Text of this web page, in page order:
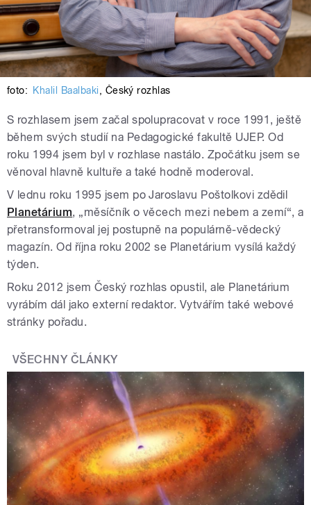
foto: Khalil Baalbaki, Český rozhlas
S rozhlasem jsem začal spolupracovat v roce 1991, ještě
během svých studií na Pedagogické fakultě UJEP. Od
roku 1994 jsem byl v rozhlase nastálo. Zpočátku jsem se
věnoval hlavně kultuře a také hodně moderoval.
V lednu roku 1995 jsem po Jaroslavu Poštolkovi zdědil
Planetárium, „měsíčník o věcech mezi nebem a zemí“, a
přetransformoval jej postupně na populárně-vědecký
magazín. Od října roku 2002 se Planetárium vysílá každý
týden.
Roku 2012 jsem Český rozhlas opustil, ale Planetárium
vyrábím dál jako externí redaktor. Vytvářím také webové
stránky pořadu.
VŠECHNY ČLÁNKY